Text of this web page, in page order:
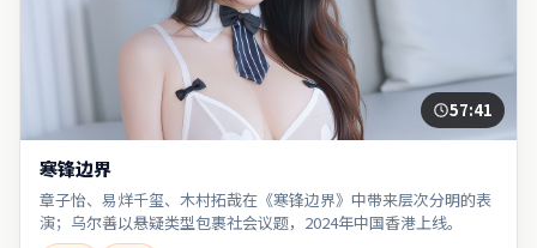
57:41
寒锋边界
章子怡、易烊千玺、木村拓哉在《寒锋边界》中带来层次分明的表
演；乌尔善以悬疑类型包裹社会议题，2024年中国香港上线。